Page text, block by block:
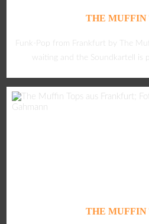
THE MUFFIN
Funk-Pop from Frankfurt by The
waiting and the Soundkartell is
THE MUFFIN